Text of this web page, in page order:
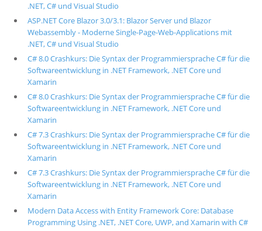
.NET, C# und Visual Studio
ASP.NET Core Blazor 3.0/3.1: Blazor Server und Blazor
Webassembly - Moderne Single-Page-Web-Applications mit
.NET, C# und Visual Studio
C# 8.0 Crashkurs: Die Syntax der Programmiersprache C# für die
Softwareentwicklung in .NET Framework, .NET Core und
Xamarin
C# 8.0 Crashkurs: Die Syntax der Programmiersprache C# für die
Softwareentwicklung in .NET Framework, .NET Core und
Xamarin
C# 7.3 Crashkurs: Die Syntax der Programmiersprache C# für die
Softwareentwicklung in .NET Framework, .NET Core und
Xamarin
C# 7.3 Crashkurs: Die Syntax der Programmiersprache C# für die
Softwareentwicklung in .NET Framework, .NET Core und
Xamarin
Modern Data Access with Entity Framework Core: Database
Programming Using .NET, .NET Core, UWP, and Xamarin with C#